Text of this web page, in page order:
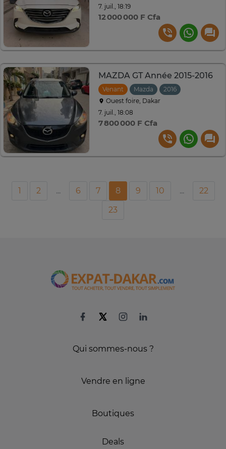
7. juil., 18:19
12 000 000 F Cfa
MAZDA GT Année 2015-2016
Venant Mazda 2016
Ouest foire, Dakar
7. juil., 18:08
7 800 000 F Cfa
1 2 ... 6 7 8 9 10 ...
22
23
Qui sommes-nous ?
Vendre en ligne
Boutiques
Deals